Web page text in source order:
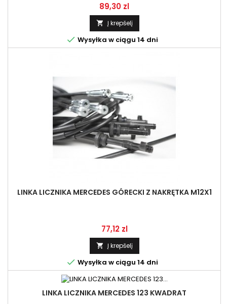
Kaina
89,30 zl
 Į krepšelį
 Wysyłka w ciągu 14 dni
LINKA LICZNIKA MERCEDES GÓRECKI Z NAKRĘTKA M12X1
Kaina
77,12 zl
 Į krepšelį
 Wysyłka w ciągu 14 dni
LINKA LICZNIKA MERCEDES 123 KWADRAT